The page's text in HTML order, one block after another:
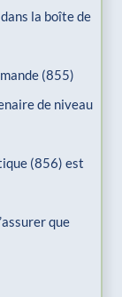
la boîte de
(855)
de niveau
(856) est
que